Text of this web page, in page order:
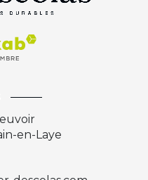
en-Laye